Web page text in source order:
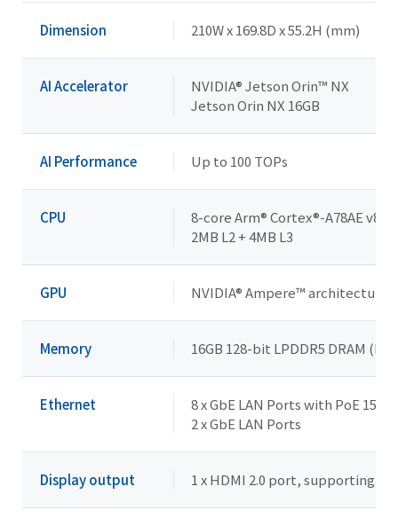
Dimension 210W x 169.8D x 55.2H (mm)
AI Accelerator
NVIDIA® Jetson Orin™ NX
Jetson Orin NX 16GB
AI Performance Up to 100 TOPs
CPU
8-core Arm® Cortex®-A78AE v8.2
2MB L2 + 4MB L3
GPU NVIDIA® Ampere™ architecture
Memory 16GB 128-bit LPDDR5 DRAM
Ethernet
8 x GbE LAN Ports with PoE
2 x GbE LAN Ports
Display output 1 x HDMI 2.0 port, supporting a